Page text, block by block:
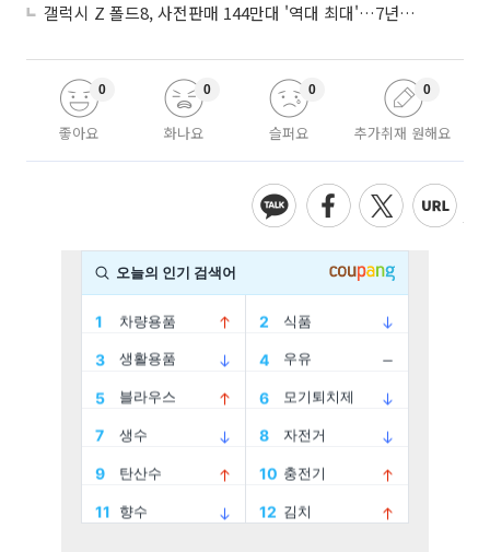
갤럭시 Z 폴드8, 사전판매 144만대 '역대 최대'…7년만에 갤노트10 기록 넘어
좋아요
0
화나요
0
슬퍼요
0
추가취재 원해요
0